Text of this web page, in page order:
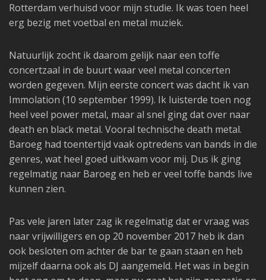
Rotterdam verhuisd voor mijn studie. Ik was toen heel
erg bezig met voetbal en metal muziek.
Natuurlijk zocht ik daarom gelijk naar een toffe
concertzaal in de buurt waar veel metal concerten
worden gegeven. Mijn eerste concert was dacht ik van
Immolation (10 september 1999). Ik luisterde toen nog
heel veel power metal, maar al snel ging dat over naar
death en black metal. Vooral technische death metal.
Baroeg had toentertijd vaak optredens van bands in die
genres, wat heel goed uitkwam voor mij. Dus ik ging
regelmatig naar Baroeg en heb er veel toffe bands live
kunnen zien.
Pas vele jaren later zag ik regelmatig dat er vraag was
naar vrijwilligers en op 20 november 2017 heb ik dan
ook besloten om achter de bar te gaan staan en heb
mijzelf daarna ook als DJ aangemeld. Het was in begin